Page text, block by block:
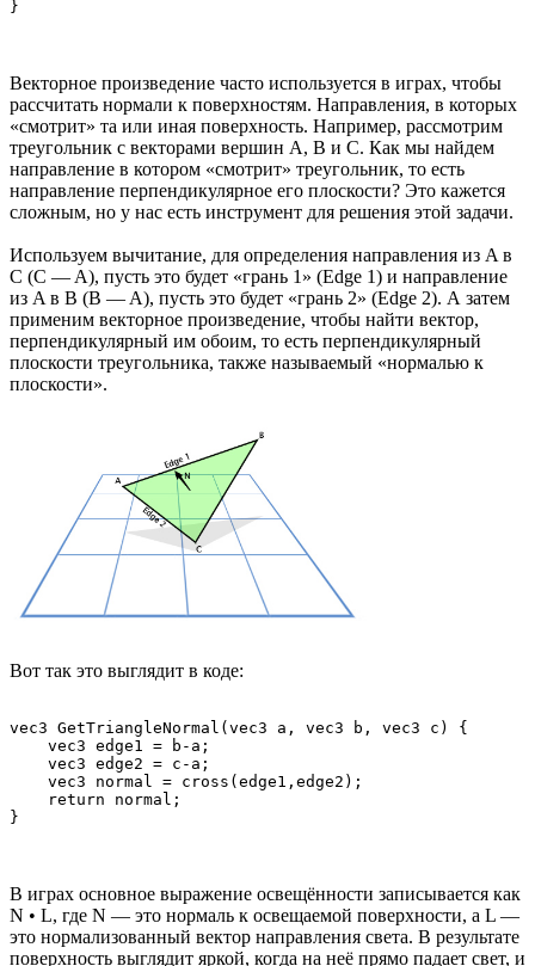
Векторное произведение часто используется в играх, чтобы
рассчитать нормали к поверхностям. Направления, в которых
«смотрит» та или иная поверхность. Например, рассмотрим
треугольник с векторами вершин A, B и С. Как мы найдем
направление в котором «смотрит» треугольник, то есть
направление перпендикулярное его плоскости? Это кажется
сложным, но у нас есть инструмент для решения этой задачи.
Используем вычитание, для определения направления из A в
С (C — A), пусть это будет «грань 1» (Edge 1) и направление
из A в B (B — A), пусть это будет «грань 2» (Edge 2). А затем
применим векторное произведение, чтобы найти вектор,
перпендикулярный им обоим, то есть перпендикулярный
плоскости треугольника, также называемый «нормалью к
плоскости».
Вот так это выглядит в коде:
vec3 GetTriangleNormal(vec3 a, vec3 b, vec3 c) {
    vec3 edge1 = b-a;
    vec3 edge2 = c-a;
    vec3 normal = cross(edge1,edge2);
    return normal;
В играх основное выражение освещённости записывается как
N • L, где N — это нормаль к освещаемой поверхности, а L —
это нормализованный вектор направления света. В результате
поверхность выглядит яркой, когда на неё прямо падает свет, и